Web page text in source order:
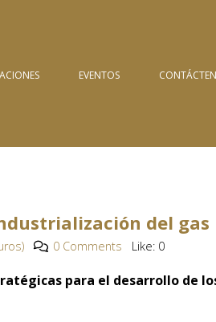
EVENTOS
del gas
0 Comments Like: 0
para el desarrollo de